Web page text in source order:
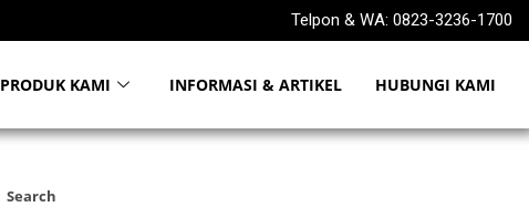
Telpon & WA: 0823-3236-1700
PRODUK KAMI INFORMASI & ARTIKEL HUBUNGI KAMI
Search